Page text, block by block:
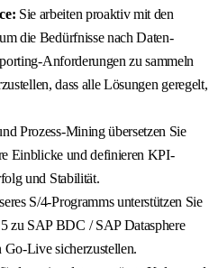
Sie arbeiten proaktiv mit den
die Bedürfnisse nach Daten-
Anforderungen zu sammeln
dass alle Lösungen geregelt,
Prozess-Mining übersetzen Sie
Einblicke und definieren KPI-
und Stabilität.
S/4-Programms unterstützen Sie
zu SAP BDC / SAP Datasphere
Go-Live sicherzustellen.